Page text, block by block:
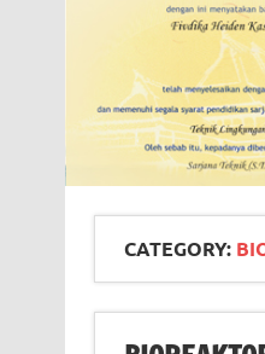
CATEGORY: